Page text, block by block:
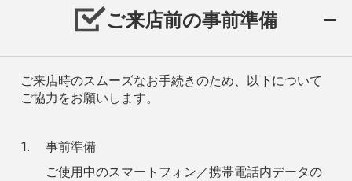
ご来店前の事前準備
ご来店時のスムーズなお手続きのため、以下について
ご協力をお願いします。
事前準備
ご使用中のスマートフォン／携帯電話内データの